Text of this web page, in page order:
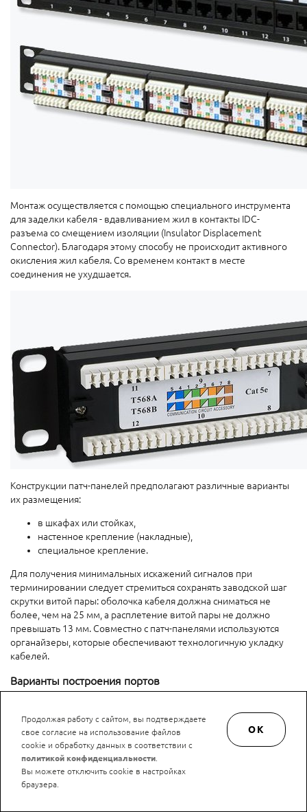
Монтаж осуществляется с помощью специального инструмента
для заделки кабеля - вдавливанием жил в контакты IDC-
разъема со смещением изоляции (Insulator Displacement
Connector). Благодаря этому способу не происходит активного
окисления жил кабеля. Со временем контакт в месте
соединения не ухудшается.
Конструкции патч-панелей предполагают различные варианты
их размещения:
в шкафах или стойках,
настенное крепление (накладные),
специальное крепление.
Для получения минимальных искажений сигналов при
терминировании следует стремиться сохранять заводской шаг
скрутки витой пары: оболочка кабеля должна сниматься не
более, чем на 25 мм, а расплетение витой пары не должно
превышать 13 мм. Совместно с патч-панелями используются
органайзеры, которые обеспечивают технологичную укладку
кабелей.
Варианты построения портов
существует несколько подходов при реализации портов,
которые могут быть:
моноблочные, фиксированные (например, с 6
однотипными розетками на одной сборке);
блочные (4 съемные сборки розеточных модулей),
Продолжая работу с сайтом, вы подтверждаете
свое согласие на использование файлов
cookie и обработку данных в соответствии с
политикой конфиденциальности
Вы можете отключить cookie в настройках
браузера.
OK